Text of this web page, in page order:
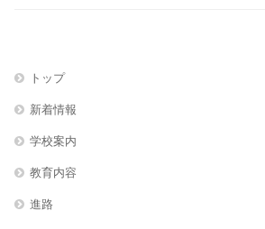
トップ
新着情報
学校案内
教育内容
進路